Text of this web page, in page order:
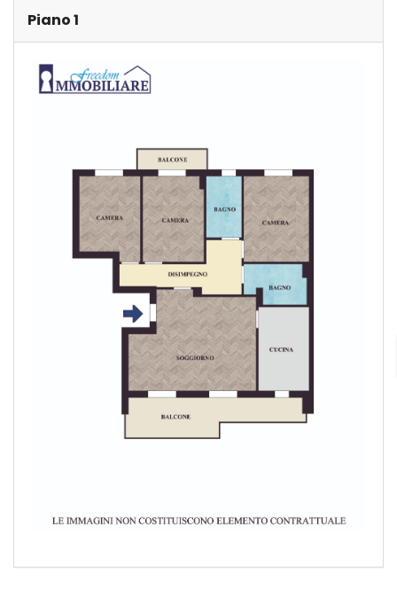
Piano 1